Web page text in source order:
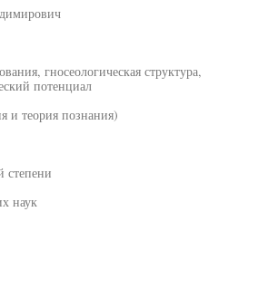
гносеологическая структура,
потенциал
и теория познания)
степени
наук